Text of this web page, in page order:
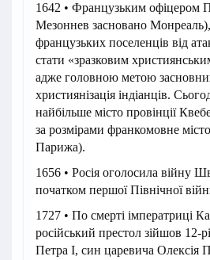
1642 • Французьким офіцером
Мезоннев засновано
французьких поселенців від
стати «зразковим
адже головною метою
християнізація індіанців.
найбільше місто провінції
за розмірами франкомовне місто
Парижа).
1656 • Росія оголосила війну
початком першої Північної
1727 • По смерті імператриці
російський престол зійшов
Петра I, син царевича Олексія